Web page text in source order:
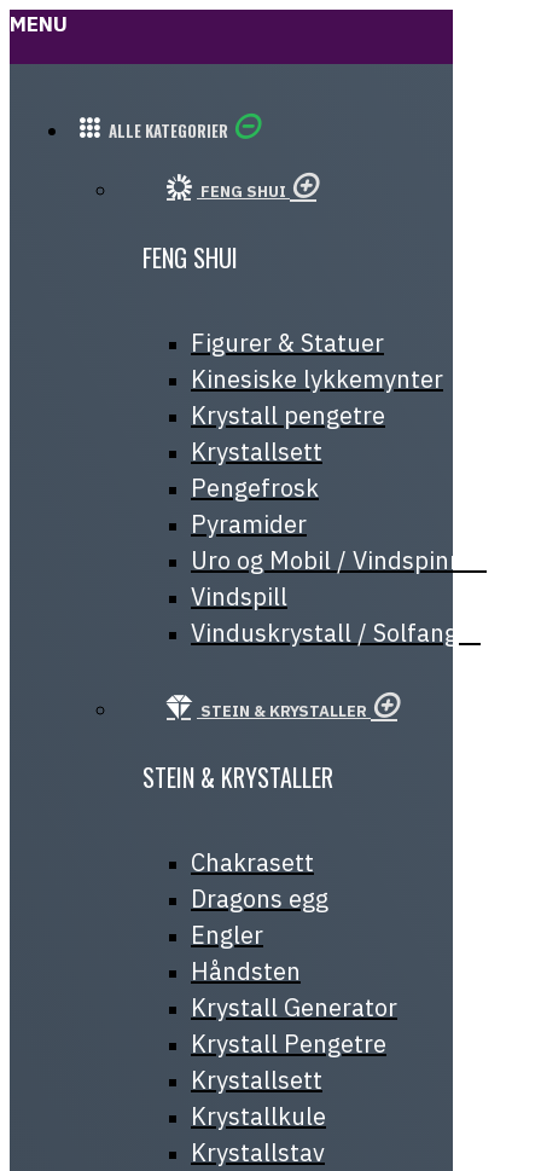
MENU
ALLE KATEGORIER
FENG SHUI
FENG SHUI
Figurer & Statuer
Kinesiske lykkemynter
Krystall pengetre
Krystallsett
Pengefrosk
Pyramider
Uro og Mobil / Vindspinner
Vindspill
Vinduskrystall / Solfanger
STEIN & KRYSTALLER
STEIN & KRYSTALLER
Chakrasett
Dragons egg
Engler
Håndsten
Krystall Generator
Krystall Pengetre
Krystallsett
Krystallkule
Krystallstav